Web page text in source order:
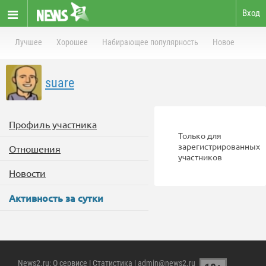
Вход
Лучшее Хорошее Набирающее популярность Новое
suare
Профиль участника
Отношения
Новости
Активность за сутки
Только для
зарегистрированных
участников
News2.ru: О сервисе | Статистика | admin@news2.ru